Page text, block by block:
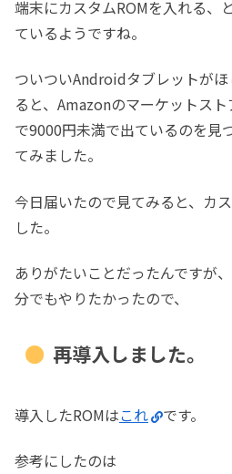
端末にカスタムROMを入れる、
ているようですね。
ついついAndroidタブレットが
ると、Amazonのマーケットス
で9000円未満で出ているのを見
てみました。
今日届いたので見てみると、カ
した。
ありがたいことだったんですが
分でもやりたかったので、
再導入しました。
導入したROMはこれ です。
参考にしたのは